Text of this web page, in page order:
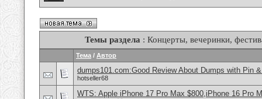
Темы раздела : Концерты, вечеринки,
Тема / Автор
dumps101.com:Good Review About Dumps with Pin
hotseller68
WTS: Apple iPhone 17 Pro Max $800,iPhone 16 Pro